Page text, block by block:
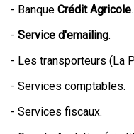
- Banque Crédit Agricole.
- Service d'emailing.
- Les transporteurs (La
- Services comptables.
- Services fiscaux.